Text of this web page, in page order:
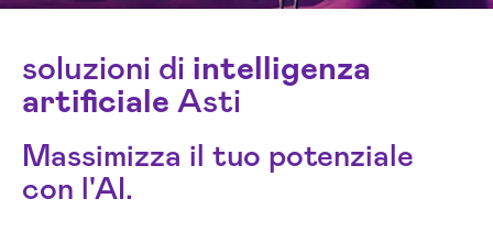
soluzioni di intelligenza
artificiale Asti
Massimizza il tuo potenziale
con l'AI.